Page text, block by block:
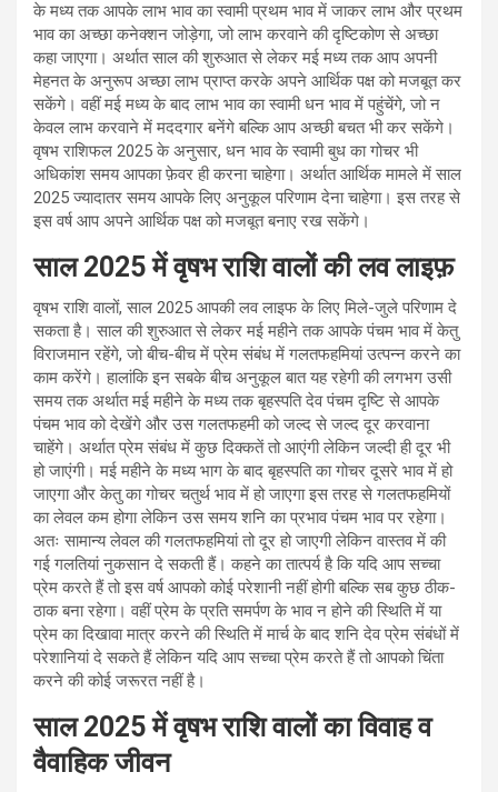
के मध्य तक आपके लाभ भाव का स्वामी प्रथम भाव में जाकर लाभ और प्रथम
भाव का अच्छा कनेक्शन जोड़ेगा, जो लाभ करवाने की दृष्टिकोण से अच्छा
कहा जाएगा। अर्थात साल की शुरुआत से लेकर मई मध्य तक आप अपनी
मेहनत के अनुरूप अच्छा लाभ प्राप्त करके अपने आर्थिक पक्ष को मजबूत कर
सकेंगे। वहीं मई मध्य के बाद लाभ भाव का स्वामी धन भाव में पहुंचेंगे, जो न
केवल लाभ करवाने में मददगार बनेंगे बल्कि आप अच्छी बचत भी कर सकेंगे।
वृषभ राशिफल 2025 के अनुसार, धन भाव के स्वामी बुध का गोचर भी
अधिकांश समय आपका फ़ेवर ही करना चाहेगा। अर्थात आर्थिक मामले में साल
2025 ज्यादातर समय आपके लिए अनुकूल परिणाम देना चाहेगा। इस तरह से
इस वर्ष आप अपने आर्थिक पक्ष को मजबूत बनाए रख सकेंगे।
साल 2025 में वृषभ राशि वालों की लव लाइफ़
वृषभ राशि वालों, साल 2025 आपकी लव लाइफ के लिए मिले-जुले परिणाम दे
सकता है। साल की शुरुआत से लेकर मई महीने तक आपके पंचम भाव में केतु
विराजमान रहेंगे, जो बीच-बीच में प्रेम संबंध में गलतफहमियां उत्पन्न करने का
काम करेंगे। हालांकि इन सबके बीच अनुकूल बात यह रहेगी की लगभग उसी
समय तक अर्थात मई महीने के मध्य तक बृहस्पति देव पंचम दृष्टि से आपके
पंचम भाव को देखेंगे और उस गलतफहमी को जल्द से जल्द दूर करवाना
चाहेंगे। अर्थात प्रेम संबंध में कुछ दिक्कतें तो आएंगी लेकिन जल्दी ही दूर भी
हो जाएंगी। मई महीने के मध्य भाग के बाद बृहस्पति का गोचर दूसरे भाव में हो
जाएगा और केतु का गोचर चतुर्थ भाव में हो जाएगा इस तरह से गलतफहमियों
का लेवल कम होगा लेकिन उस समय शनि का प्रभाव पंचम भाव पर रहेगा।
अतः सामान्य लेवल की गलतफहमियां तो दूर हो जाएगी लेकिन वास्तव में की
गई गलतियां नुकसान दे सकती हैं। कहने का तात्पर्य है कि यदि आप सच्चा
प्रेम करते हैं तो इस वर्ष आपको कोई परेशानी नहीं होगी बल्कि सब कुछ ठीक-
ठाक बना रहेगा। वहीं प्रेम के प्रति समर्पण के भाव न होने की स्थिति में या
प्रेम का दिखावा मात्र करने की स्थिति में मार्च के बाद शनि देव प्रेम संबंधों में
परेशानियां दे सकते हैं लेकिन यदि आप सच्चा प्रेम करते हैं तो आपको चिंता
करने की कोई जरूरत नहीं है।
साल 2025 में वृषभ राशि वालों का विवाह व
वैवाहिक जीवन